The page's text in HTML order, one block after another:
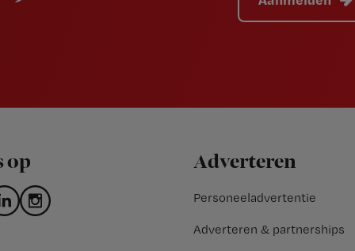
op Adverteren
Personeeladvertentie
Adverteren & partnerships